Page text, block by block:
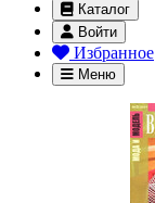
Каталог
Войти
Избранное
Меню